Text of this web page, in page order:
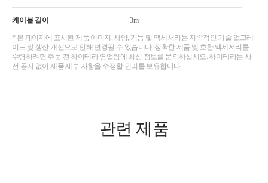
케이블 길이 3m
* 본 페이지에 표시된 제품 이미지, 사양, 기능 및 액세서리는 지속적인 기술 업그레
이드 및 생산 개선으로 인해 변경될 수 있습니다. 정확한 제품 및 호환 액세서리를
수령하려면 주문 전 하이테라 영업팀에 최신 정보를 문의하십시오. 하이테라는 사
전 공지 없이 제품 세부 사항을 수정할 권리를 보유합니다.
관련 제품